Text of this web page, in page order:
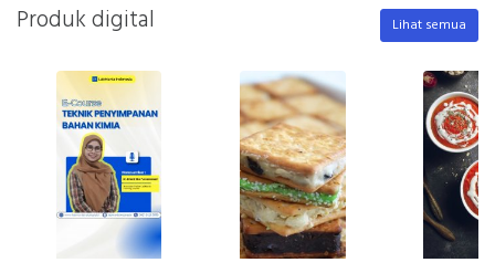
Produk digital Lihat semua